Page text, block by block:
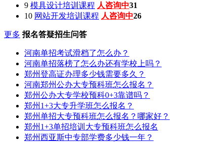
9 模具设计培训课程 人咨询中34
10 网站开发培训课程 人咨询中27
更多 报名答疑招生问答
河南单招考试滑档了怎么办？
河南单招落榜了怎么办还有学校上吗？
郑州登高证办理多少钱需要多久？
河南郑州公办大专预科班怎么报名？
郑州公办大专学校预科0+3靠谱吗？
郑州1+3大专升学班怎么报名？
郑州单招大专预科班怎么报名？哪家好？
郑州1+3单招培训大专预科班怎么报名
郑州西亚斯中专部学费多少钱一年？